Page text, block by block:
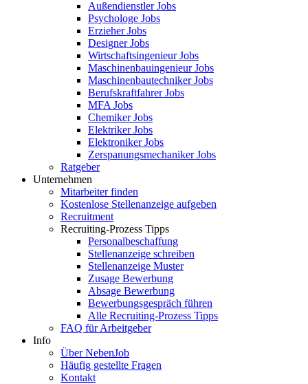
Außendienstler Jobs
Psychologe Jobs
Erzieher Jobs
Designer Jobs
Wirtschaftsingenieur Jobs
Maschinenbauingenieur Jobs
Maschinenbautechniker Jobs
Berufskraftfahrer Jobs
MFA Jobs
Chemiker Jobs
Elektriker Jobs
Elektroniker Jobs
Zerspanungsmechaniker Jobs
Ratgeber
Unternehmen
Mitarbeiter finden
Kostenlose Stellenanzeige aufgeben
Recruitment
Recruiting-Prozess Tipps
Personalbeschaffung
Stellenanzeige schreiben
Stellenanzeige Muster
Zusage Bewerbung
Absage Bewerbung
Bewerbungsgespräch führen
Alle Recruiting-Prozess Tipps
FAQ für Arbeitgeber
Info
Über NebenJob
Häufig gestellte Fragen
Kontakt